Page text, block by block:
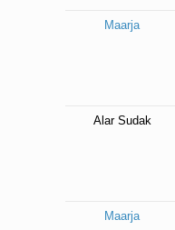
Maarja
Alar Sudak
Maarja